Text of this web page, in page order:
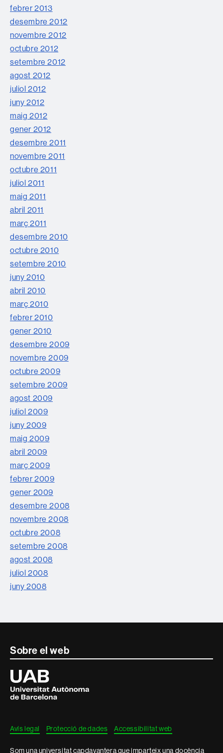
febrer 2013
desembre 2012
novembre 2012
octubre 2012
setembre 2012
agost 2012
juliol 2012
juny 2012
maig 2012
gener 2012
desembre 2011
novembre 2011
octubre 2011
juliol 2011
maig 2011
abril 2011
març 2011
desembre 2010
octubre 2010
setembre 2010
juny 2010
abril 2010
març 2010
febrer 2010
gener 2010
desembre 2009
novembre 2009
octubre 2009
setembre 2009
agost 2009
juliol 2009
juny 2009
maig 2009
abril 2009
març 2009
febrer 2009
gener 2009
desembre 2008
novembre 2008
octubre 2008
setembre 2008
agost 2008
juliol 2008
juny 2008
Contacte
informació
legal
Sobre el web
Universitat
Autònoma
de
Barcelona
Avís legal Protecció de dades Accessibilitat web
Som una universitat capdavantera que imparteix una docència